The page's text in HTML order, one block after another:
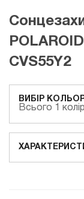
CVS55Y2
ВИБІР
Всього 1 колір